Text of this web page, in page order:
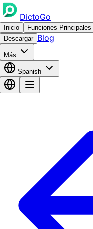
DictoGo
Inicio Funciones Principales
Descargar Blog
Más
Spanish